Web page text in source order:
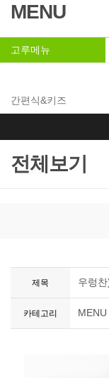
MENU
고루메뉴
간편식&키즈
전체보기
제목 우렁
카테고리 MENU